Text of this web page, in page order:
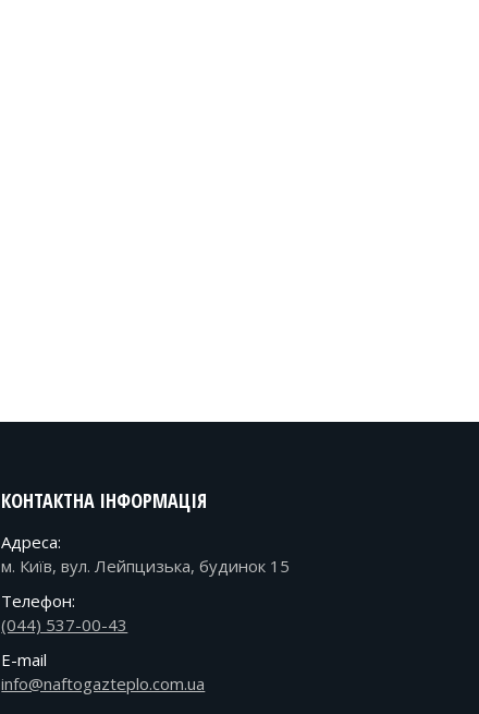
КОНТАКТНА ІНФОРМАЦІЯ
Адреса:
м. Київ, вул. Лейпцизька, будинок 15
Телефон:
(044) 537-00-43
E-mail
info@naftogazteplo.com.ua